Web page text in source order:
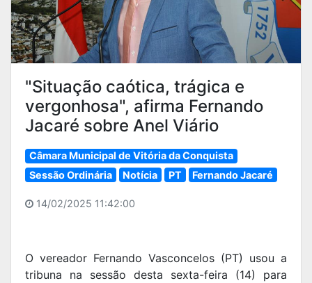
"Situação caótica, trágica e
vergonhosa", afirma Fernando
Jacaré sobre Anel Viário
Câmara Municipal de Vitória da Conquista
Sessão Ordinária
Notícia PT Fernando Jacaré
14/02/2025 11:42:00
O vereador Fernando Vasconcelos (PT) usou a
tribuna na sessão desta sexta-feira (14) para